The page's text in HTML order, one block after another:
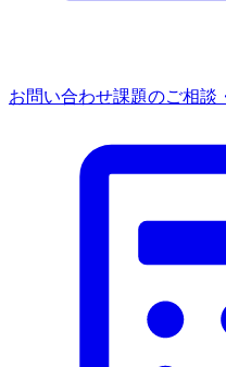
お問い合わせ課題のご相談